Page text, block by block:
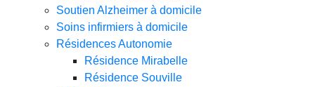
Soutien Alzheimer à domicile
Soins infirmiers à domicile
Résidences Autonomie
Résidence Mirabelle
Résidence Souville